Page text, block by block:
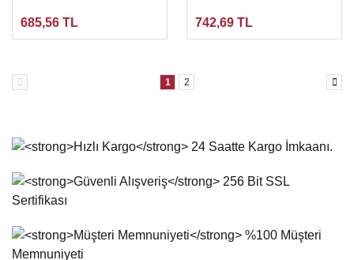
Bıçağı
685,56 TL 742,69 TL
1 2